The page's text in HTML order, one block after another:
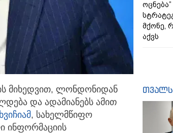
მიხედვით, ლონდონიდან
და ადამიანებს ამით
, სახელმწიფო
ინფორმაციის
მქონე,
აქვს